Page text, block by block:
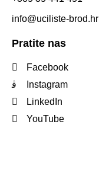
info@uciliste-brod.hr
Pratite nas
Facebook
Instagram
LinkedIn
YouTube